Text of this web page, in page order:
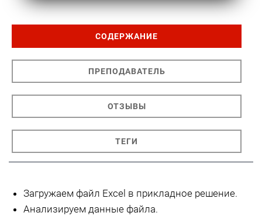
СОДЕРЖАНИЕ
ПРЕПОДАВАТЕЛЬ
ОТЗЫВЫ
ТЕГИ
Загружаем файл Excel в прикладное решение.
Анализируем данные файла.